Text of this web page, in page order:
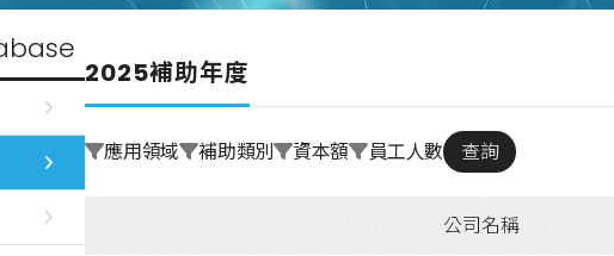
2025補助年度
應用領域 補助類別 資本額 員工人數 查詢
公司名稱